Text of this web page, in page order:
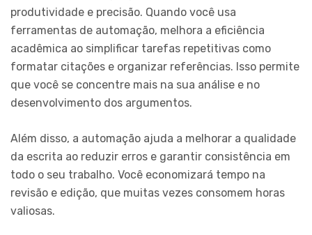
produtividade e precisão. Quando você usa
ferramentas de automação, melhora a eficiência
acadêmica ao simplificar tarefas repetitivas como
formatar citações e organizar referências. Isso permite
que você se concentre mais na sua análise e no
desenvolvimento dos argumentos.
Além disso, a automação ajuda a melhorar a qualidade
da escrita ao reduzir erros e garantir consistência em
todo o seu trabalho. Você economizará tempo na
revisão e edição, que muitas vezes consomem horas
valiosas.